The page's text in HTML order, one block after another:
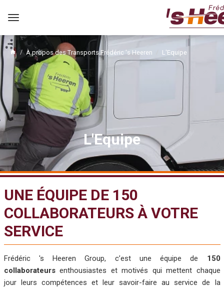
le
menuÀ propos des Transports Frédéric 's Heeren L'Equipe
L'Equipe
UNE ÉQUIPE DE 150
COLLABORATEURS À VOTRE
SERVICE
Frédéric 's Heeren Group, c’est une équipe de 150
collaborateursenthousiastes et motivés qui mettent chaque
jour leurs compétences et leur savoir-faire au service de la